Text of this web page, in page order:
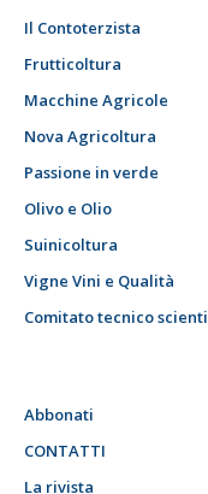
Il Contoterzista
Frutticoltura
Macchine Agricole
Nova Agricoltura
Passione in verde
Olivo e Olio
Suinicoltura
Vigne Vini e Qualità
Comitato tecnico
Abbonati
CONTATTI
La rivista